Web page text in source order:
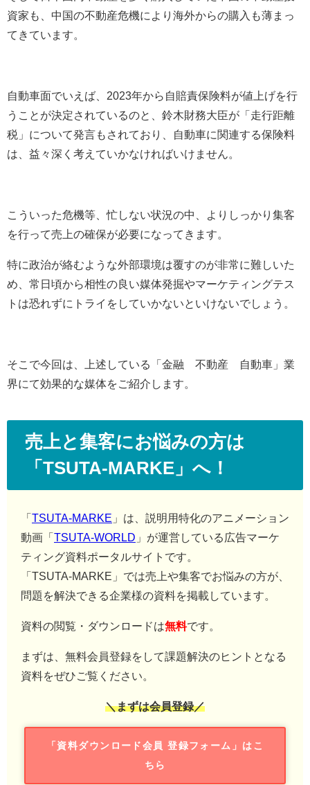
資家も、中国の不動産危機により海外からの購入も薄まっ
てきています。
自動車面でいえば、 2023年から自賠責保険料が値上げを行
うことが決定されているのと、鈴木財務大臣が「走行距離
税」について発言もされており、自動車に関連する保険料
は、益々深く考えていかなければいけません。
こういった危機等、忙しない状況の中、よりしっかり集客
を行って売上の確保が必要になってきます。
特に政治が絡むような外部環境は覆すのが非常に難しいた
め、常日頃から相性の良い媒体発掘やマーケティングテス
トは恐れずにトライをしていかないといけないでしょう。
そこで今回は、上述している「金融 不動産 自動車」業
界にて効果的な媒体をご紹介します。
売上と集客にお悩みの方は
「TSUTA-MARKE」へ！
「 TSUTA-MARKE 」は、説明用特化のアニメーション
動画「 TSUTA-WORLD 」が運営している広告マーケ
ティング資料ポータルサイトです。
「TSUTA-MARKE」では売上や集客でお悩みの方が、
問題を解決できる企業様の資料を掲載しています。
資料の閲覧・ダウンロードは無料です。
まずは、無料会員登録をして課題解決のヒントとなる
資料をぜひご覧ください。
＼まずは会員登録／
「資料ダウンロード会員 登録フォーム」はこ
ちら